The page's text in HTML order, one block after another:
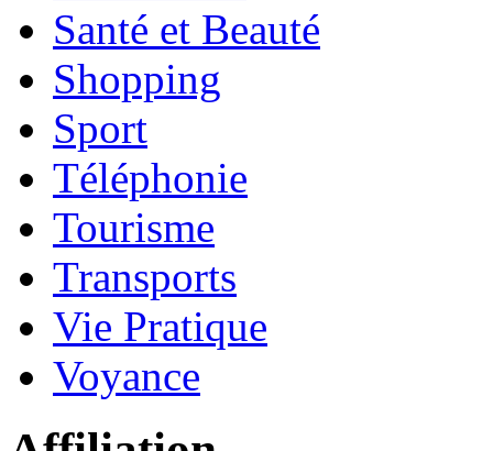
Santé et Beauté
Shopping
Sport
Téléphonie
Tourisme
Transports
Vie Pratique
Voyance